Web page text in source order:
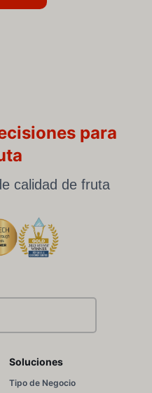
para
calidad de fruta
Soluciones
Tipo de Negocio